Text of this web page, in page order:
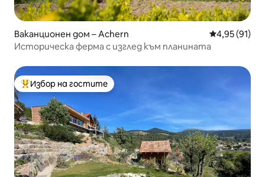
Ваканционен дом – Achern Средна
4,95 (91)
Историческа ферма с изглед към планината
Най-популярен избор на гостите
Избор на гостите